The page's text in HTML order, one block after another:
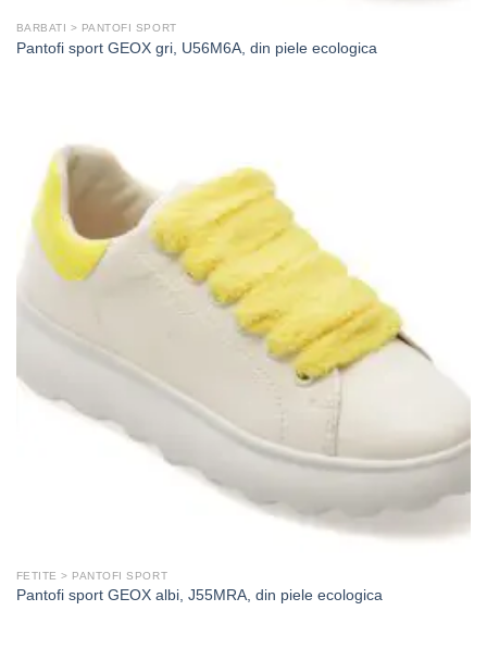
BARBATI > PANTOFI SPORT
Pantofi sport GEOX gri, U56M6A, din piele ecologica
FETITE > PANTOFI SPORT
Pantofi sport GEOX albi, J55MRA, din piele ecologica